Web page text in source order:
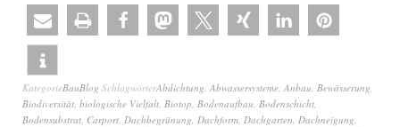
KategorieBauBlog SchlagwörterAbdichtung, Abwassersysteme, Anbau, Bewässerung,
Biodiversität, biologische Vielfalt, Biotop, Bodenaufbau, Bodenschicht,
Bodensubstrat, Carport, Dachbegrünung, Dachform, Dachgarten, Dachneigung,